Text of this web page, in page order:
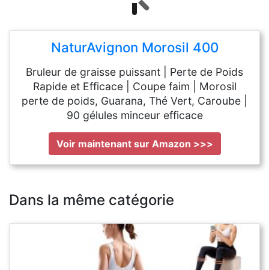
NaturAvignon Morosil 400
Bruleur de graisse puissant | Perte de Poids
Rapide et Efficace | Coupe faim | Morosil
perte de poids, Guarana, Thé Vert, Caroube |
90 gélules minceur efficace
Voir maintenant sur Amazon >>>
Dans la même catégorie